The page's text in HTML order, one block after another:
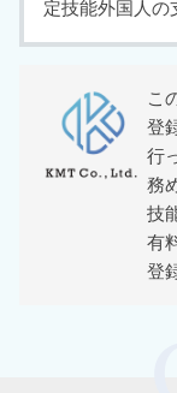
定技能外国人の
こ
登
行
務
技
有
登